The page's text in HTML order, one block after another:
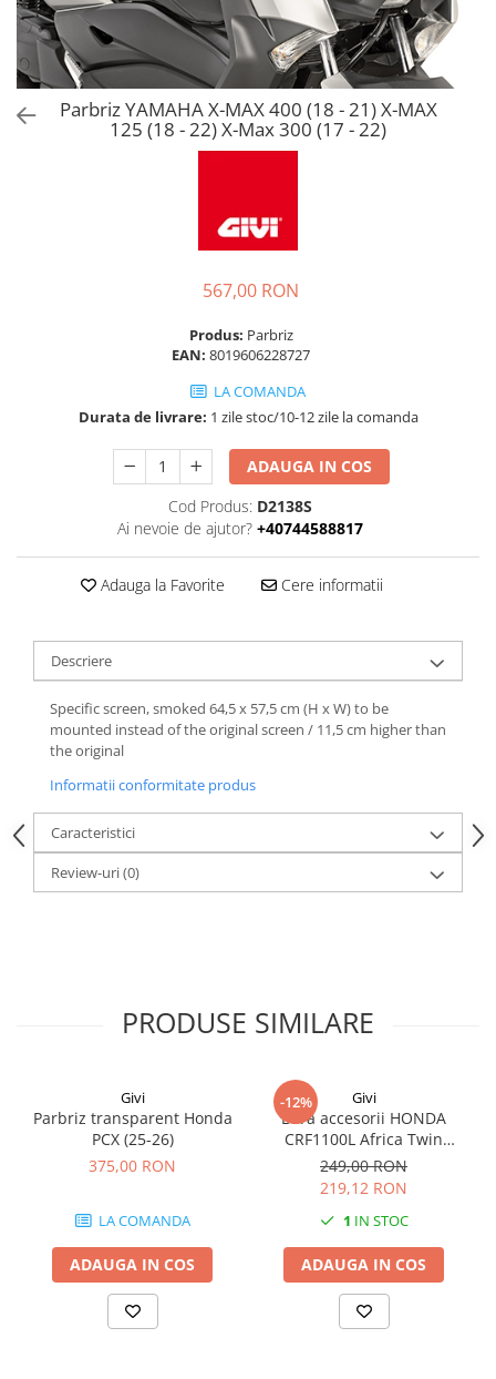
Parbriz YAMAHA X-MAX 400 (18 - 21) X-MAX
125 (18 - 22) X-Max 300 (17 - 22)
567,00 RON
Produs: Parbriz
EAN: 8019606228727
LA COMANDA
Durata de livrare: 1 zile stoc/10-12 zile la comanda
ADAUGA IN COS
Cod Produs: D2138S
Ai nevoie de ajutor? +40744588817
Adauga la Favorite Cere informatii
Descriere
Specific screen, smoked 64,5 x 57,5 cm (H x W) to be
mounted instead of the original screen / 11,5 cm higher than
the original
Informatii conformitate produs
Caracteristici
Review-uri(0)
PRODUSE SIMILARE
Givi
Parbriz transparent Honda
PCX (25-26)
375,00 RON
LA COMANDA
ADAUGA IN COS
-12% Givi
Bara accesorii HONDA
CRF1100L Africa Twin
Adventure Sports (20 - 23)
CRF1100L Africa Twin
Adventure Sports (24)
CRF1100L AFRICA TWIN (24)
CRF1100L Africa Twin (20 -
23)
249,00 RON
219,12 RON
1 IN STOC
ADAUGA IN COS